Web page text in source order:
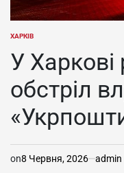
ОПУБЛІКУВАТИ
ХАРКІВ
У Харкові
обстріл
on8 Червня, 2026 admin